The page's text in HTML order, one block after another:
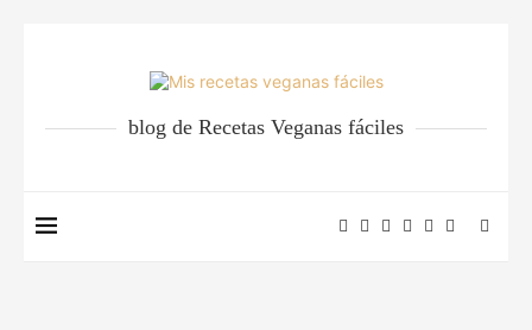
blog de Recetas Veganas fáciles